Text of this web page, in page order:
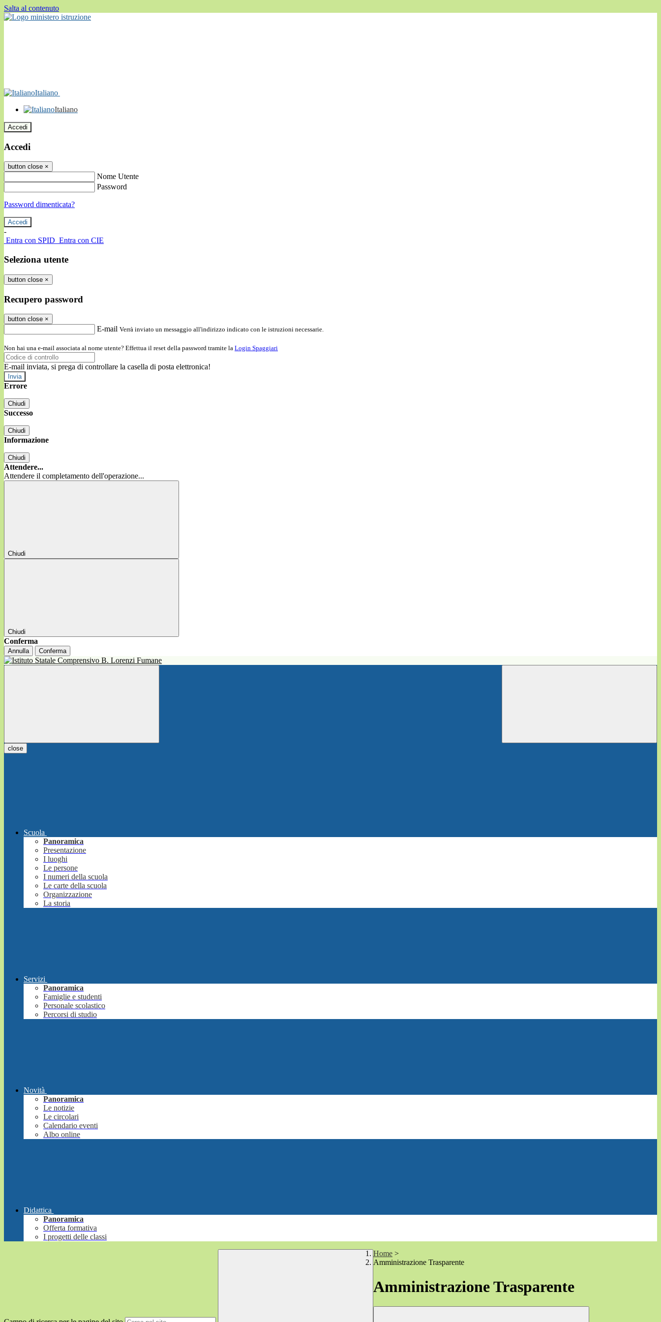
Salta al contenuto
Italiano
Italiano
Accedi
Accedi
button close ×
Nome Utente
Password
Password dimenticata?
-
Entra con SPID Entra con CIE
Seleziona utente
button close ×
Recupero password
button close ×
E-mail Verrà inviato un messaggio all'indirizzo indicato con le istruzioni necessarie.
Non hai una e-mail associata al nome utente? Effettua il reset della password tramite la Login Spaggiari
E-mail inviata, si prega di controllare la casella di posta elettronica!
Errore
Chiudi
Successo
Chiudi
Informazione
Chiudi
Attendere...
Attendere il completamento dell'operazione...
Chiudi
Chiudi
Conferma
Annulla Conferma
close
Scuola
Panoramica
Presentazione
I luoghi
Le persone
I numeri della scuola
Le carte della scuola
Organizzazione
La storia
Servizi
Panoramica
Famiglie e studenti
Personale scolastico
Percorsi di studio
Novità
Panoramica
Le notizie
Le circolari
Calendario eventi
Albo online
Didattica
Panoramica
Offerta formativa
I progetti delle classi
Home >
Amministrazione Trasparente
Amministrazione Trasparente